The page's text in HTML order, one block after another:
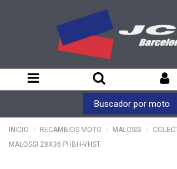
Buscador por moto
INICIO RECAMBIOS MOTO MALOSSI
MALOSSI 28X36 PHBH-VHST